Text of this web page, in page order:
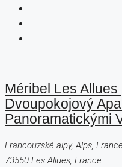
Méribel Les
Dvoupokojový
Panoramatickými
Francouzské alpy, Alps,
73550 Les Allues, France